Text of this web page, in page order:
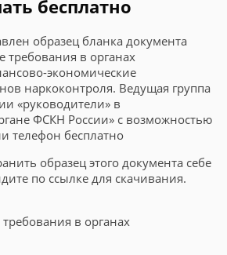
бесплатно
образец бланка документа
в органах
экономические
наркоконтроля. Ведущая группа
«руководители» в
ФСКН России» с возможностью
телефон бесплатно
образец этого документа себе
по ссылке для скачивания.
в органах